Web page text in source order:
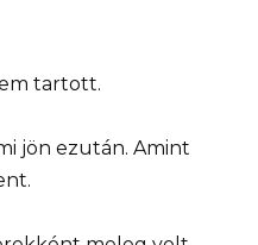
tartott.
jön ezután. Amint